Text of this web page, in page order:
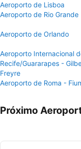
Aeroporto de Lisboa
Aeroporto de Rio Grande
Aeroporto de Orlando
Aeroporto Internacional
Recife/Guararapes -
Freyre
Aeroporto de Roma -
Próximo